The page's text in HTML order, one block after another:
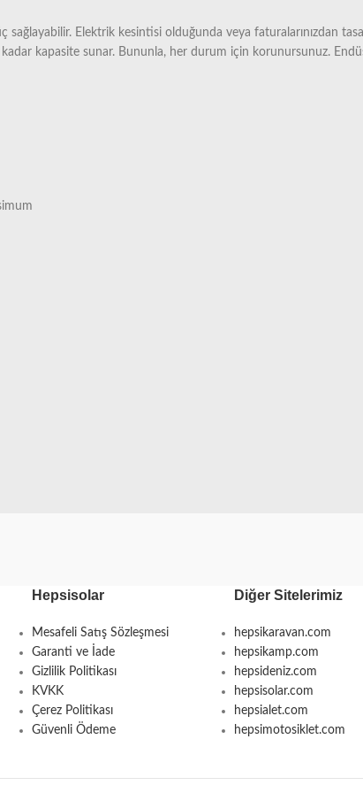
sağlayabilir. Elektrik kesintisi olduğunda veya faturalarınızdan
kapasite sunar. Bununla, her durum için korunursunuz.
Hepsisolar
Mesafeli Satış Sözleşmesi
Garanti ve İade
Gizlilik Politikası
KVKK
Çerez Politikası
Güvenli Ödeme
Diğer Sitelerimiz
hepsikaravan.com
hepsikamp.com
hepsideniz.com
hepsisolar.com
hepsialet.com
hepsimotosiklet.com